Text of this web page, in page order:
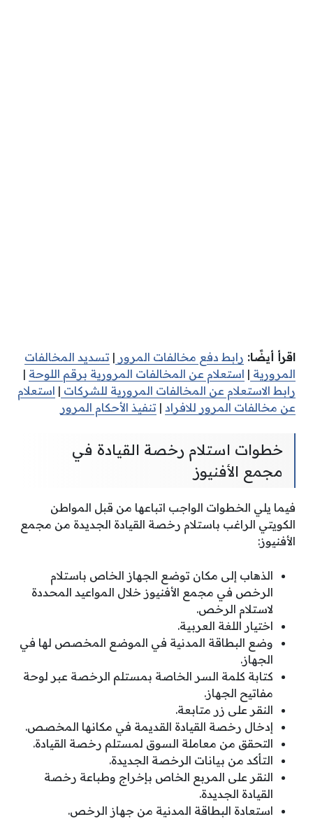
اقرأ أيضًا: رابط دفع مخالفات المرور | تسديد المخالفات
المرورية | استعلام عن المخالفات المرورية برقم اللوحة |
رابط الاستعلام عن المخالفات المرورية للشركات | استعلام
عن مخالفات المرور للافراد | تنفيذ الأحكام المرور
خطوات استلام رخصة القيادة في
مجمع الأفنيوز
فيما يلي الخطوات الواجب اتباعها من قبل المواطن
الكويتي الراغب باستلام رخصة القيادة الجديدة من مجمع
الأفنيوز:
الذهاب إلى مكان توضع الجهاز الخاص باستلام
الرخص في مجمع الأفنيوز خلال المواعيد المحددة
لاستلام الرخص.
اختيار اللغة العربية.
وضع البطاقة المدنية في الموضع المخصص لها في
الجهاز.
كتابة كلمة السر الخاصة بمستلم الرخصة عبر لوحة
مفاتيح الجهاز.
النقر على زر متابعة.
إدخال رخصة القيادة القديمة في مكانها المخصص.
التحقق من معاملة السوق لمستلم رخصة القيادة.
التأكد من بيانات الرخصة الجديدة.
النقر على المربع الخاص بإخراج وطباعة رخصة
القيادة الجديدة.
استعادة البطاقة المدنية من جهاز الرخص.